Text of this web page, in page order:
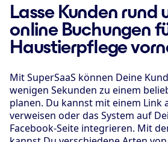
Lasse Kunden rund
online Buchungen
Haustierpflege
Mit SuperSaaS können Deine
wenigen Sekunden zu einem
planen. Du kannst mit einem Link
verweisen oder das System auf
Facebook-Seite integrieren. Mit